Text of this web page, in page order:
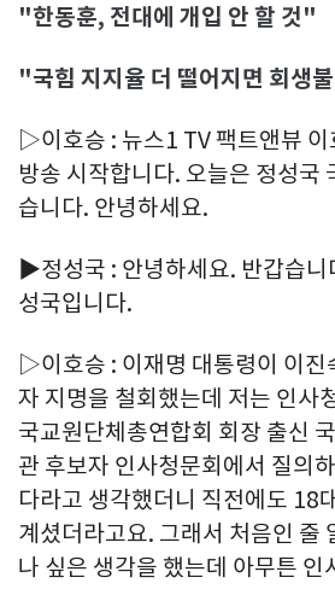
"한동훈, 전대에 개입 안 할 것"
"국힘 지지율 더 떨어지면 회생
▷이호승 : 뉴스1 TV 팩트앤뷰
방송 시작합니다. 오늘은 정성국
습니다. 안녕하세요.
▶정성국 : 안녕하세요. 반갑습니
성국입니다.
▷이호승 : 이재명 대통령이 이진
자 지명을 철회했는데 저는 인사
국교원단체총연합회 회장 출신
관 후보자 인사청문회에서 질의
다라고 생각했더니 직전에도 18
계셨더라고요. 그래서 처음인 줄
나 싶은 생각을 했는데 아무튼 인